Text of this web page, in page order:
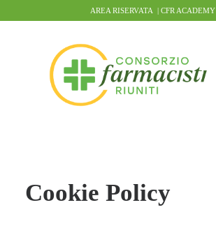
AREA RISERVATA | CFR ACADEMY
Cookie Policy